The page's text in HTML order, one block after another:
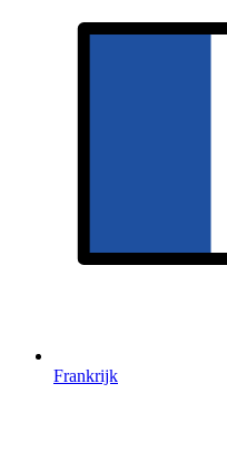
Frankrijk